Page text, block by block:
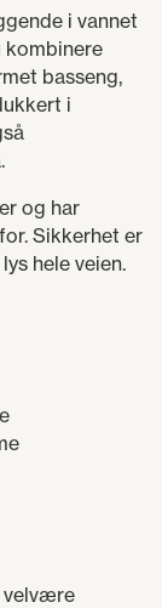
i vannet
kombinere
basseng,
i
og har
Sikkerhet er
hele veien.
velvære